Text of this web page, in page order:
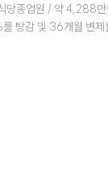
당종업원 / 약 4,288만
탕감 및 36개월 변제